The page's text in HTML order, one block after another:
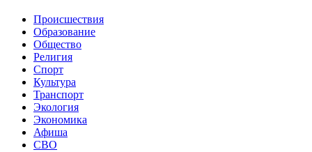
Происшествия
Образование
Общество
Религия
Спорт
Культура
Транспорт
Экология
Экономика
Афиша
СВО